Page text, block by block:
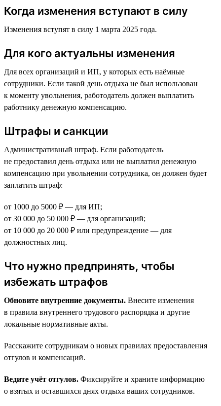
Когда изменения вступают в силу
Изменения вступят в силу 1 марта 2025 года.
Для кого актуальны изменения
Для всех организаций и ИП, у которых есть наёмные
сотрудники. Если такой день отдыха не был использован
к моменту увольнения, работодатель должен выплатить
работнику денежную компенсацию.
Штрафы и санкции
Административный штраф. Если работодатель
не предоставил день отдыха или не выплатил денежную
компенсацию при увольнении сотрудника, он должен будет
заплатить штраф:
от 1000 до 5000 ₽ — для ИП;
от 30 000 до 50 000 ₽ — для организаций;
от 10 000 до 20 000 ₽ или предупреждение — для
должностных лиц.
Что нужно предпринять, чтобы
избежать штрафов
Обновите внутренние документы. Внесите изменения
в правила внутреннего трудового распорядка и другие
локальные нормативные акты.
Расскажите сотрудникам о новых правилах предоставления
отгулов и компенсаций.
Ведите учёт отгулов. Фиксируйте и храните информацию
о взятых и оставшихся днях отдыха ваших сотрудников.